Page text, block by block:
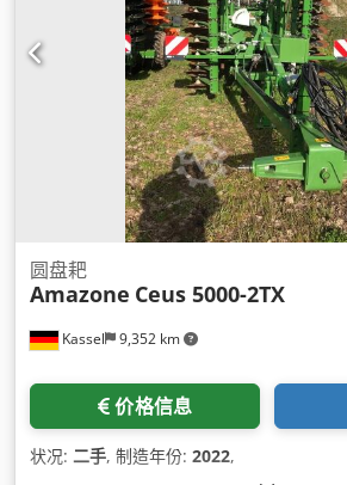
Kassel 9,352 km
圆盘耙
Amazone Ceus 5000-2TX
价格信息
状况: 二手, 制造年份: 2022,